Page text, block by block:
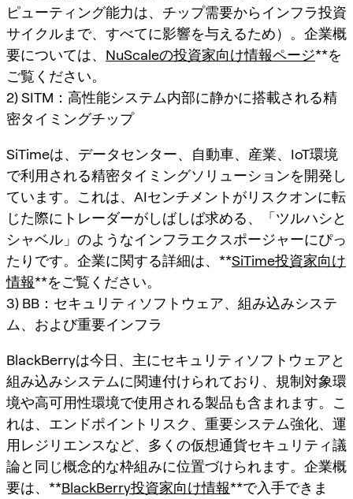
ピューティング能力は、チップ需要からインフラ投資
サイクルまで、すべてに影響を与えるため）。企業概
要については、 NuScaleの投資家向け情報ページ**を
ご覧ください。
2) SITM：高性能システム内部に静かに搭載される精
密タイミングチップ
SiTimeは、データセンター、自動車、産業、IoT環境
で利用される精密タイミングソリューションを開発し
ています。これは、AIセンチメントがリスクオンに転
じた際にトレーダーがしばしば求める、「ツルハシと
シャベル」のようなインフラエクスポージャーにぴっ
たりです。企業に関する詳細は、**SiTime投資家向け
情報**をご覧ください。
3) BB：セキュリティソフトウェア、組み込みシステ
ム、および重要インフラ
BlackBerryは今日、主にセキュリティソフトウェアと
組み込みシステムに関連付けられており、規制対象環
境や高可用性環境で使用される製品も含まれます。こ
れは、エンドポイントリスク、重要システム強化、運
用レジリエンスなど、多くの仮想通貨セキュリティ議
論と同じ概念的な枠組みに位置づけられます。企業概
要は、**BlackBerry投資家向け情報**で入手できま